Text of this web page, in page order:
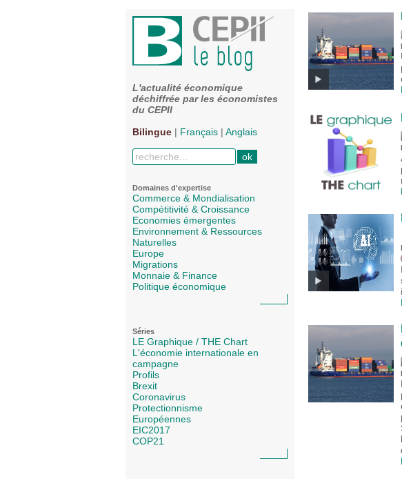
L'actualité économique
déchiffrée par les économistes
du CEPII
Bilingue | Français | Anglais
Domaines d'expertise
Commerce & Mondialisation
Compétitivité & Croissance
Economies émergentes
Environnement & Ressources
Naturelles
Europe
Migrations
Monnaie & Finance
Politique économique
Séries
LE Graphique / THE Chart
L'économie internationale en
campagne
Profils
Brexit
Coronavirus
Protectionnisme
Européennes
EIC2017
COP21